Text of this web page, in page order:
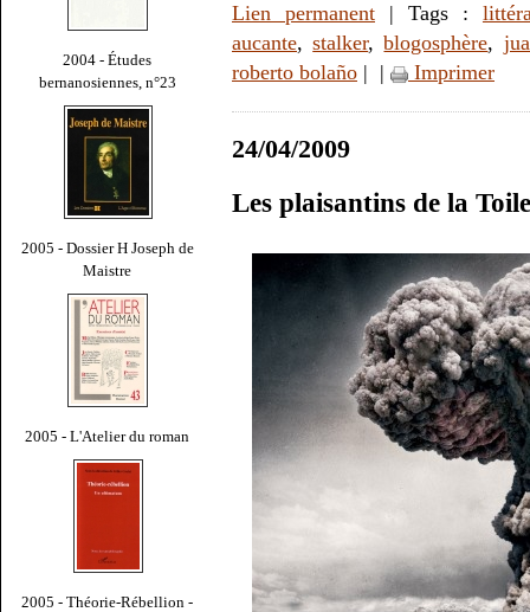
2004 - Études
bernanosiennes, n°23
2005 - Dossier H Joseph de
Maistre
2005 - L'Atelier du roman
2005 - Théorie-Rébellion -
Lien permanent | Tags :
aucante,stalker,blogosphère,
roberto bolaño | | Imprimer
24/04/2009
Les plaisantins de la